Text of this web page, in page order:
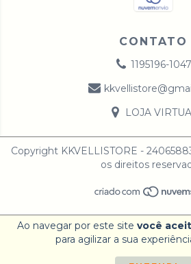
Ao navegar por este site você
para agilizar a sua
CONTATO
1195196-1047
LOJA
Copyright KKVELLISTORE -
os direitos